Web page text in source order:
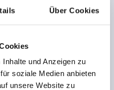
Über Cookies
und Anzeigen zu
soziale Medien anbieten
unsere Website zu
LARGEUR=48
DÉTAILS